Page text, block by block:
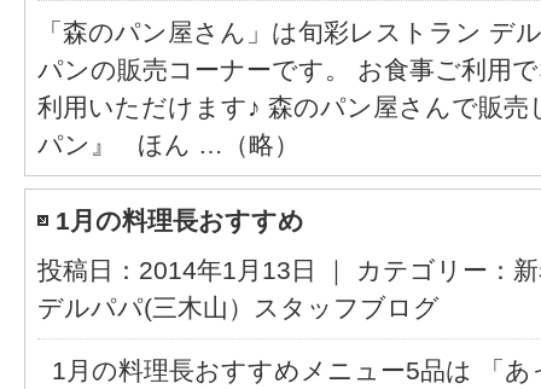
「森のパン屋さん」は旬彩レストラン デ
パンの販売コーナーです。 お食事ご利用
利用いただけます♪ 森のパン屋さんで販
パン』 ほん …（略）
1月の料理長おすすめ
投稿日：2014年1月13日 ｜ カテゴリー：
デルパパ(三木山）スタッフブログ
1月の料理長おすすめメニュー5品は 「